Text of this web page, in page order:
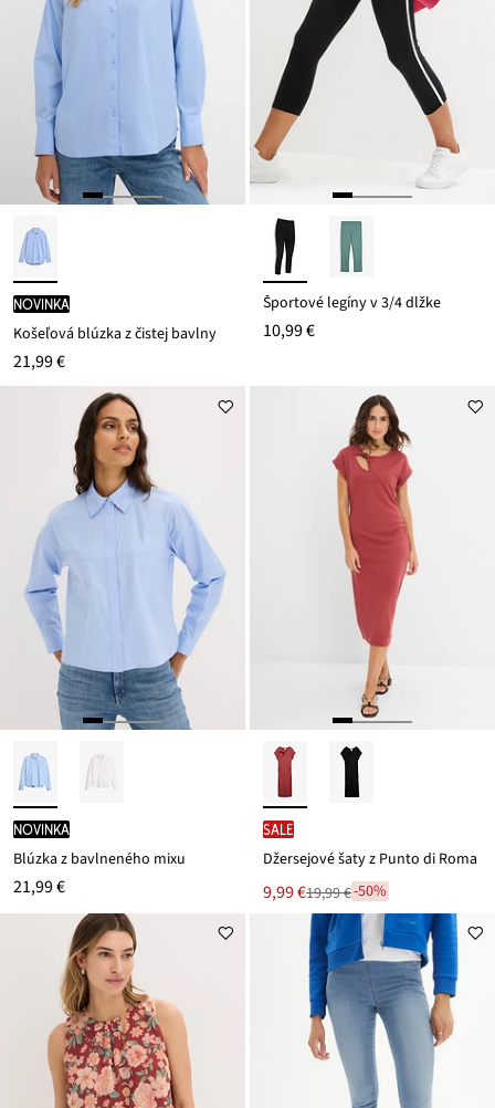
novinka
Košeľová blúzka z čistej bavlny
21,99 €
Športové legíny v 3/4 dĺžke
10,99 €
novinka
Blúzka z bavlneného mixu
21,99 €
SALE
Džersejové šaty z Punto di Roma
Nová
cena
9,99 €
Zľava
19,99 €
19,99 €-50%